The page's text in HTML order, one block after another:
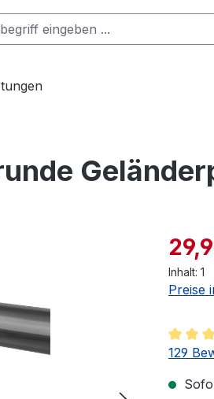
Inhalt: 1
Preise
129